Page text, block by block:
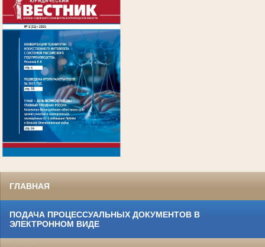
ГЛАВНАЯ
ПОДАЧА ПРОЦЕССУАЛЬНЫХ ДОКУМЕНТОВ В
ЭЛЕКТРОННОМ ВИДЕ